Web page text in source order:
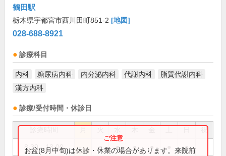
鶴田駅
栃木県宇都宮市西川田町851-2 [地図]
028-688-8921
診療科目
内科 糖尿病内科 内分泌内科 代謝内科
脂質代謝内科
漢方内科
診療/受付時間・休診日
祝
8:30～13:00 ● ● ● ● ●
お盆(8月中旬)は休診・休業の場合があります。来院前